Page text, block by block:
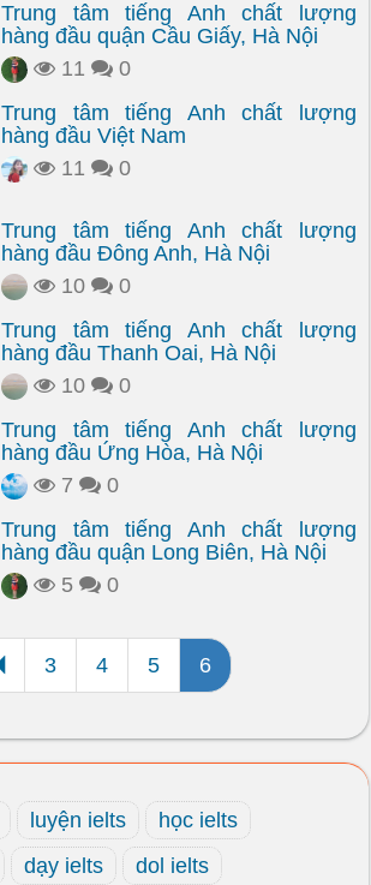
Trung tâm tiếng Anh chất lượng
hàng đầu quận Cầu Giấy, Hà Nội
11
0
Trung tâm tiếng Anh chất lượng
hàng đầu Việt Nam
11
0
Trung tâm tiếng Anh chất lượng
hàng đầu Đông Anh, Hà Nội
10
0
Trung tâm tiếng Anh chất lượng
hàng đầu Thanh Oai, Hà Nội
10
0
Trung tâm tiếng Anh chất lượng
hàng đầu Ứng Hòa, Hà Nội
7
0
Trung tâm tiếng Anh chất lượng
hàng đầu quận Long Biên, Hà Nội
5
0
3 4 5 6
luyện ielts
học ielts
dạy ielts
dol ielts